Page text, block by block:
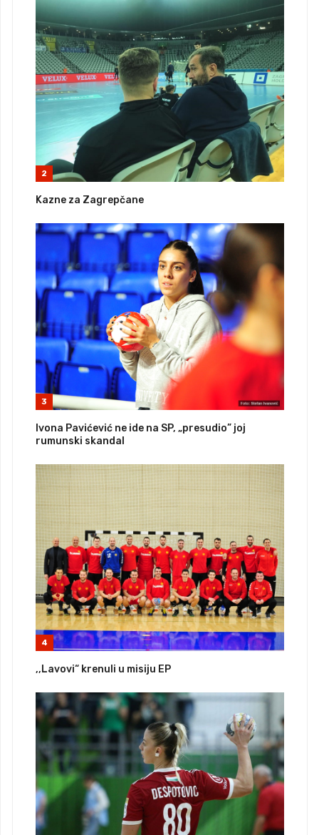
2
Kazne za Zagrepčane
3
Ivona Pavićević ne ide na SP, „presudio” joj
rumunski skandal
4
,,Lavovi“ krenuli u misiju EP